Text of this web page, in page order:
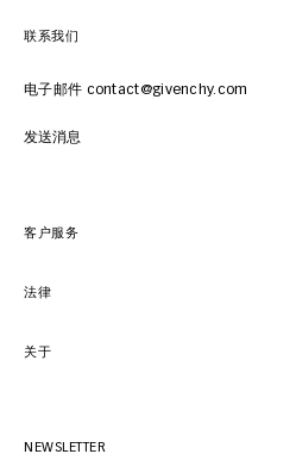
联系我们
电子邮件 contact@givenchy.com
发送消息
客户服务
法律
关于
NEWSLETTER